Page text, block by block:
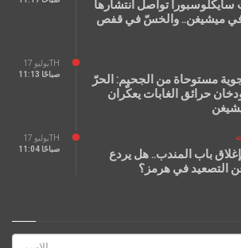
سايكلوسبورا تواصل انتشارها
في ميشيغن.. والخسّ في قفص
يوليو 17TH
11:13 صباحًا
مستوحاة من الجحيم: الحرّ
حرائق الغابات يعكّران
يوليو 17TH
11:04 صباحًا
بإغلاق باب المندب.. هل يردع
التصعيد في هرمز؟